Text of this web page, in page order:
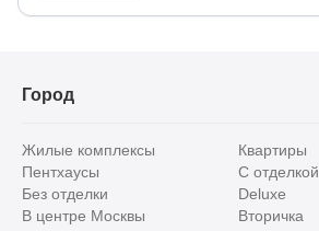
Город
Жилые комплексы
Квартиры
Пентхаусы
С отделкой
Без отделки
Deluxe
В центре Москвы
Вторичка